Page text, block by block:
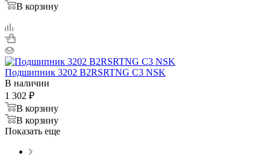
В корзину
Подшипник 3202 B2RSRTNG C3 NSK
В наличии
1 302 ₽
В корзину
В корзину
Показать еще